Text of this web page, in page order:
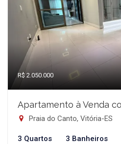
R$ 2.050.000
Apartamento à Venda
Praia do Canto, Vitória-ES
3 Quartos 3 Banheiros